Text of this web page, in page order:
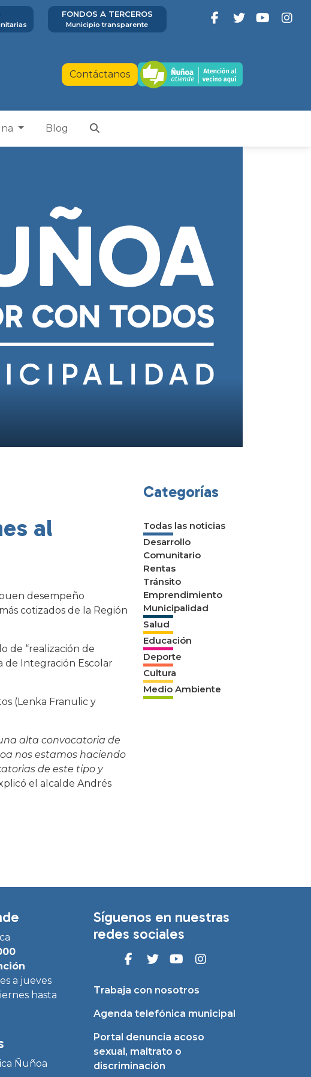
FONDOS A TERCEROS
Municipio transparente
Contáctanos
Blog
al
desempeño
cotizados de la Región
de “realización de
de Integración Escolar
(Lenka Franulic y
alta convocatoria de
nos estamos haciendo
de este tipo y
el alcalde Andrés
Categorías
Todas las noticias
Desarrollo
Comunitario
Rentas
Tránsito
Emprendimiento
Municipalidad
Salud
Educación
Deporte
Cultura
Medio Ambiente
a jueves
hasta
Ñuñoa
Síguenos en nuestras
redes sociales
Trabaja con nosotros
Agenda telefónica municipal
Portal denuncia acoso
sexual, maltrato o
discriminación